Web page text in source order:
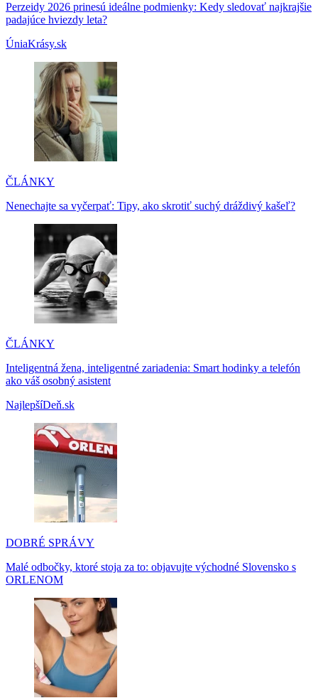
Perzeidy 2026 prinesú ideálne podmienky: Kedy sledovať najkrajšie
padajúce hviezdy leta?
ÚniaKrásy.sk
ČLÁNKY
Nenechajte sa vyčerpať: Tipy, ako skrotiť suchý dráždivý kašeľ?
ČLÁNKY
Inteligentná žena, inteligentné zariadenia: Smart hodinky a telefón
ako váš osobný asistent
NajlepšíDeň.sk
DOBRÉ SPRÁVY
Malé odbočky, ktoré stoja za to: objavujte východné Slovensko s
ORLENOM